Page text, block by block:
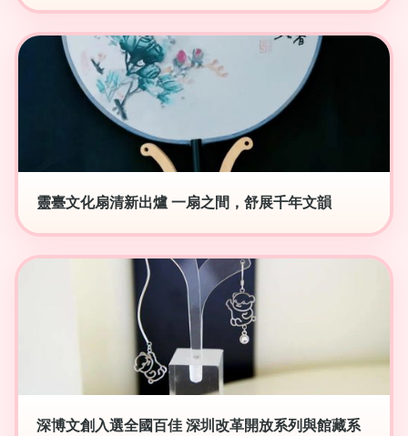
靈臺文化扇清新出爐 一扇之間，舒展千年文韻
深博文創入選全國百佳 深圳改革開放系列與館藏系